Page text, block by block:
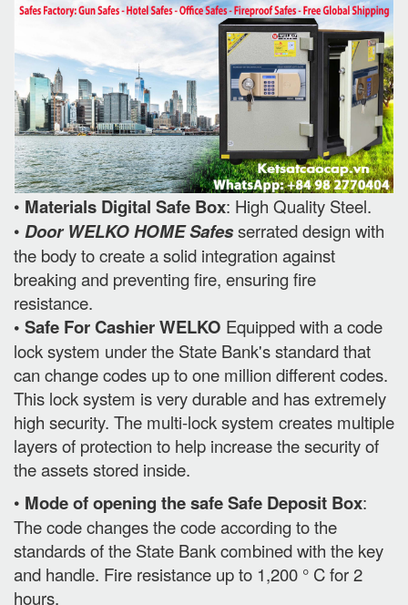
• Materials Digital Safe Box: High Quality Steel.
• Door WELKO HOME Safesserrated design with
the body to create a solid integration against
breaking and preventing fire, ensuring fire
resistance.
• Safe For Cashier WELKO Equipped with a code
lock system under the State Bank's standard that
can change codes up to one million different codes.
This lock system is very durable and has extremely
high security. The multi-lock system creates multiple
layers of protection to help increase the security of
the assets stored inside.
• Mode of opening the safe Safe Deposit Box:
The code changes the code according to the
standards of the State Bank combined with the key
and handle. Fire resistance up to 1,200 ° C for 2
hours.